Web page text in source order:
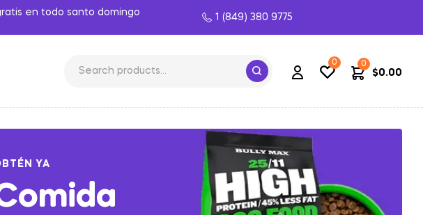
en todo santo domingo 1 (849) 380 9775
0 0
$0.00
YA